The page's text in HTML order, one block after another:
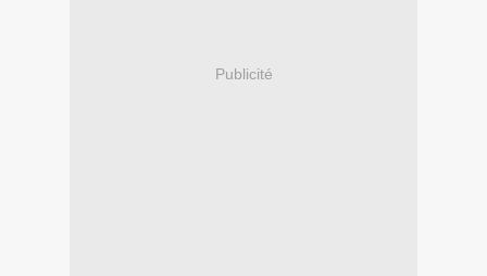
Publicité